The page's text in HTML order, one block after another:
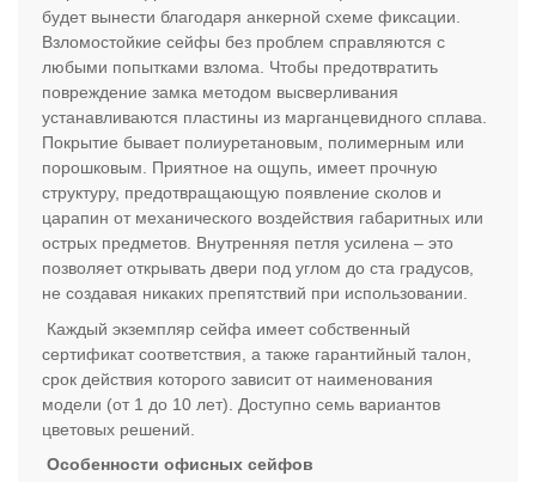
будет вынести благодаря анкерной схеме фиксации.
Взломостойкие сейфы без проблем справляются с
любыми попытками взлома. Чтобы предотвратить
повреждение замка методом высверливания
устанавливаются пластины из марганцевидного сплава.
Покрытие бывает полиуретановым, полимерным или
порошковым. Приятное на ощупь, имеет прочную
структуру, предотвращающую появление сколов и
царапин от механического воздействия габаритных или
острых предметов. Внутренняя петля усилена – это
позволяет открывать двери под углом до ста градусов,
не создавая никаких препятствий при использовании.
Каждый экземпляр сейфа имеет собственный
сертификат соответствия, а также гарантийный талон,
срок действия которого зависит от наименования
модели (от 1 до 10 лет). Доступно семь вариантов
цветовых решений.
Особенности офисных сейфов